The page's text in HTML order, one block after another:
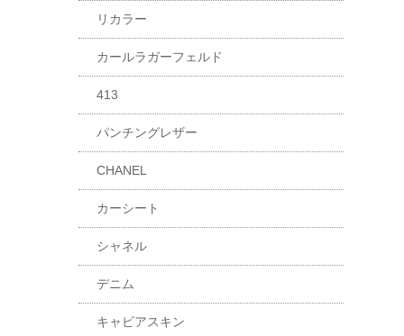
リカラー
カールラガーフェルド
413
パンチングレザー
CHANEL
カーシート
シャネル
デニム
キャビアスキン